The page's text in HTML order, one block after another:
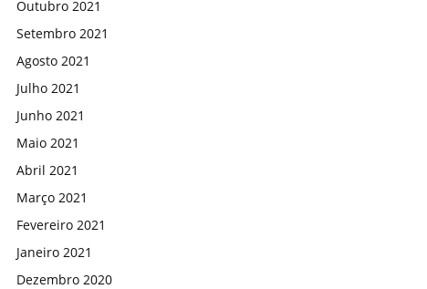
Outubro 2021
Setembro 2021
Agosto 2021
Julho 2021
Junho 2021
Maio 2021
Abril 2021
Março 2021
Fevereiro 2021
Janeiro 2021
Dezembro 2020